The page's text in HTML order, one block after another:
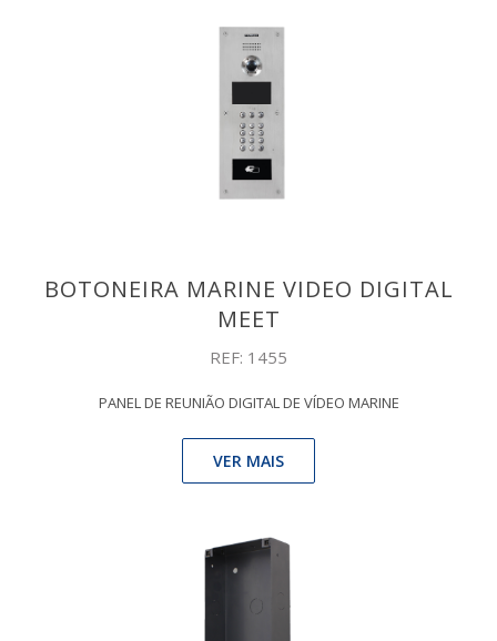
BOTONEIRA MARINE VIDEO DIGITAL
MEET
REF: 1455
PANEL DE REUNIÃO DIGITAL DE VÍDEO MARINE
VER MAIS